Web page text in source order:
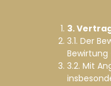
3.
3.1. Der
3.2. Mit